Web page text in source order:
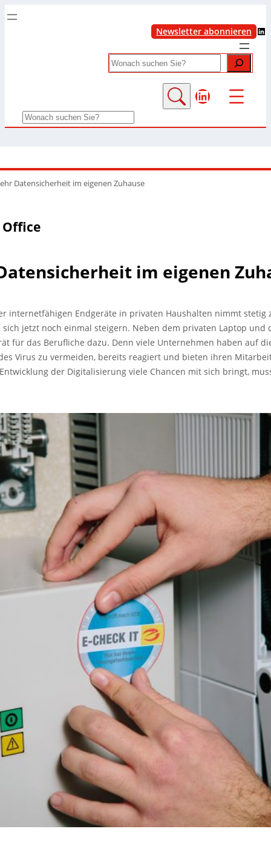
Newsletter abonnieren LinkedIn
Search
LinkedIn
Search
Datensicherheit im eigenen Zuhause
Office
im eigenen
internetfähigen Endgeräte in privaten Haushalten nimmt
jetzt noch einmal steigern. Neben dem privaten Laptop
für das Berufliche dazu. Denn viele Unternehmen haben auf
Virus zu vermeiden, bereits reagiert und bieten ihren
der Digitalisierung viele Chancen mit sich bringt,